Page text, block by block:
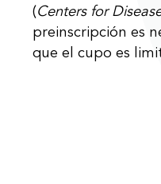
(Centers for
preinscripción es
que el cupo es